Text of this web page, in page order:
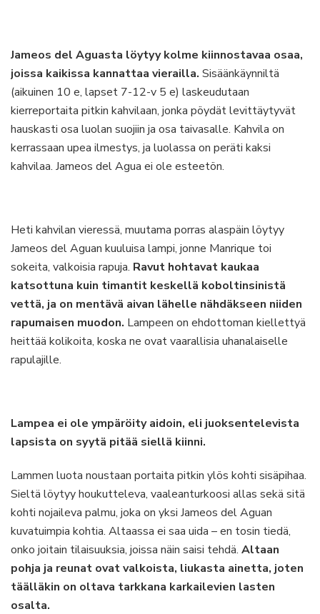
Jameos del Aguasta löytyy kolme kiinnostavaa osaa,
joissa kaikissa kannattaa vierailla. Sisäänkäynniltä
(aikuinen 10 e, lapset 7-12-v 5 e) laskeudutaan
kierreportaita pitkin kahvilaan, jonka pöydät levittäytyvät
hauskasti osa luolan suojiin ja osa taivasalle. Kahvila on
kerrassaan upea ilmestys, ja luolassa on peräti kaksi
kahvilaa. Jameos del Agua ei ole esteetön.
Heti kahvilan vieressä, muutama porras alaspäin löytyy
Jameos del Aguan kuuluisa lampi, jonne Manrique toi
sokeita, valkoisia rapuja. Ravut hohtavat kaukaa
katsottuna kuin timantit keskellä koboltinsinistä
vettä, ja on mentävä aivan lähelle nähdäkseen niiden
rapumaisen muodon. Lampeen on ehdottoman kiellettyä
heittää kolikoita, koska ne ovat vaarallisia uhanalaiselle
rapulajille.
Lampea ei ole ympäröity aidoin, eli juoksentelevista
lapsista on syytä pitää siellä kiinni.
Lammen luota noustaan portaita pitkin ylös kohti sisäpihaa.
Sieltä löytyy houkutteleva, vaaleanturkoosi allas sekä sitä
kohti nojaileva palmu, joka on yksi Jameos del Aguan
kuvatuimpia kohtia. Altaassa ei saa uida – en tosin tiedä,
onko joitain tilaisuuksia, joissa näin saisi tehdä. Altaan
pohja ja reunat ovat valkoista, liukasta ainetta, joten
täälläkin on oltava tarkkana karkailevien lasten
osalta.